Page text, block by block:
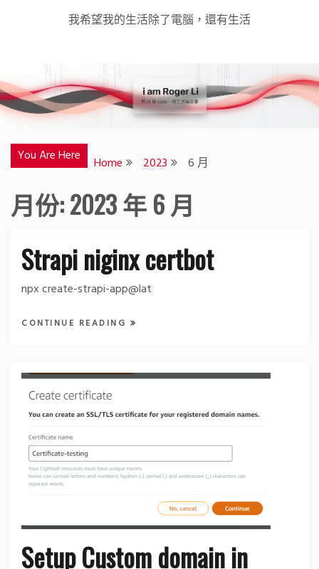
我希望我的生活除了電腦，還有生活
You Are Here Home 2023 6 月
月份:2023 年 6 月
Strapi niginx certbot
npx create-strapi-app@lat
CONTINUE READING
Setup Custom domain in